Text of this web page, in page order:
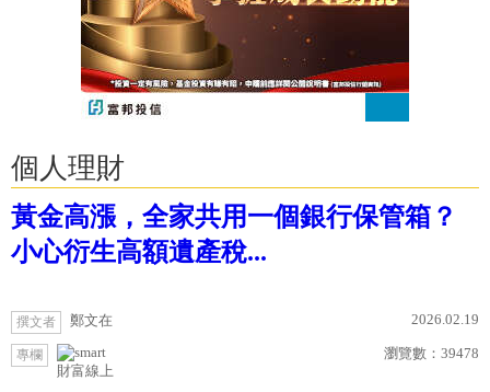
個人理財
黃金高漲，全家共用一個銀行保管箱？
小心衍生高額遺產稅...
撰文者 鄭文在 2026.02.19
專欄
財富線上
瀏覽數： 39478